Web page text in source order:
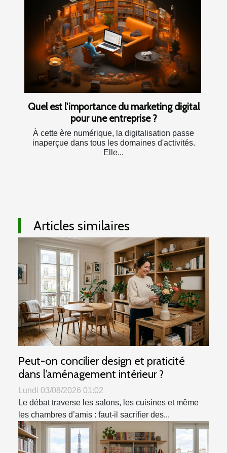
Quel est l'importance du marketing digital
pour une entreprise ?
À cette ère numérique, la digitalisation passe
inaperçue dans tous les domaines d'activités.
Elle...
Articles similaires
Peut-on concilier design et praticité
dans l’aménagement intérieur ?
Lundi 03/08/2026 01:02
Le débat traverse les salons, les cuisines et même
les chambres d’amis : faut-il sacrifier des...